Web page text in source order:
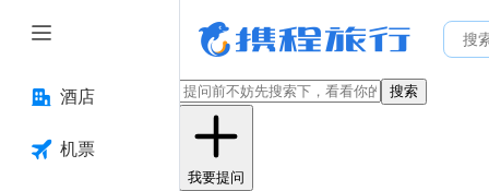
酒店
机票
搜索
我要提问